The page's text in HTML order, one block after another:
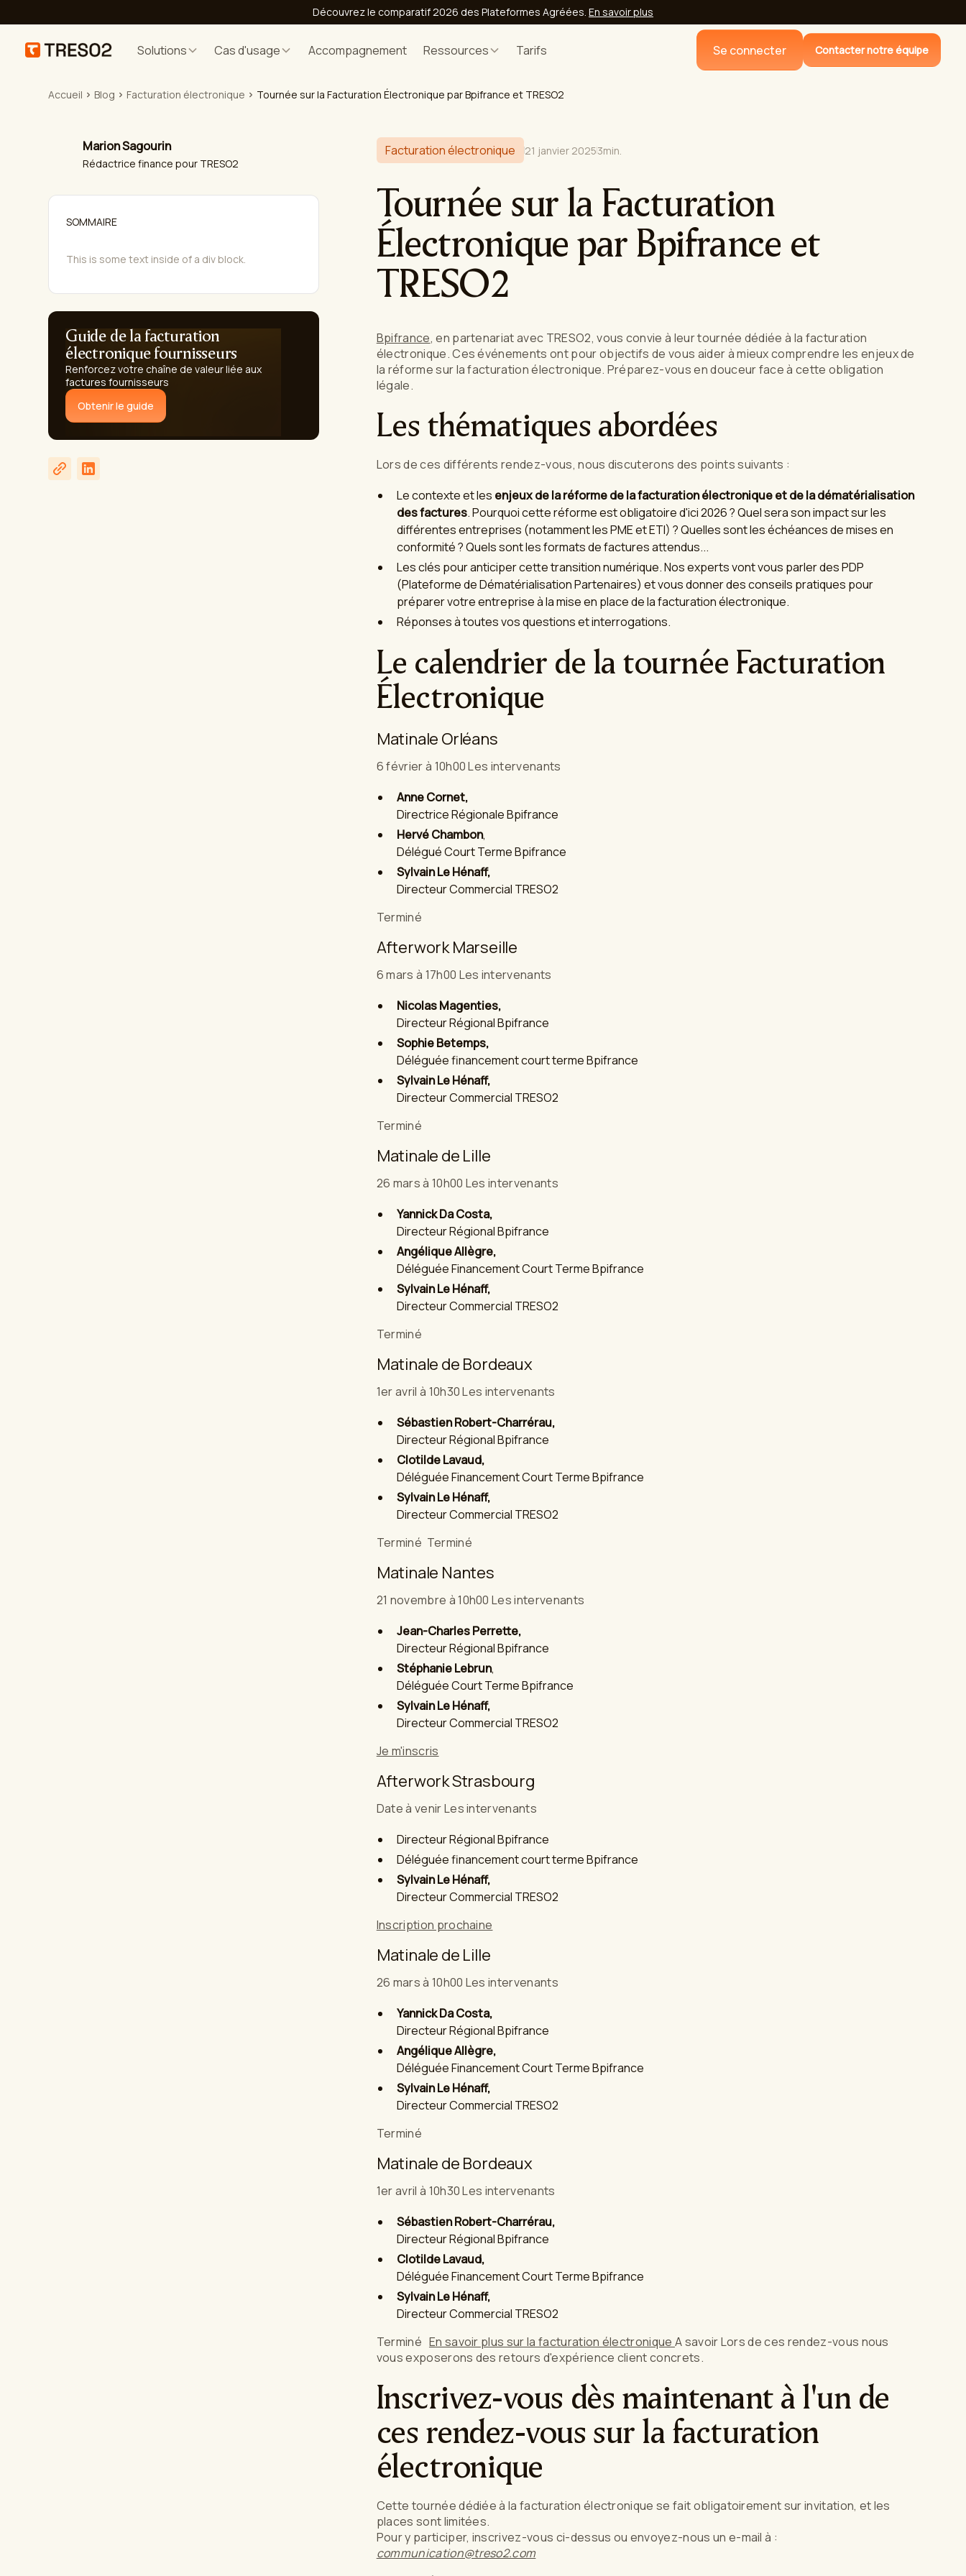
Découvrez le comparatif 2026 des Plateformes Agréées. En savoir plus
Solutions Cas d'usage Accompagnement Ressources Tarifs Se connecter Contacter notre équipe
Accueil Blog Facturation électronique Tournée sur la Facturation Électronique par Bpifrance et TRESO2
Marion Sagourin
Rédactrice finance pour TRESO2
SOMMAIRE
This is some text inside of a div block.
Guide de la facturation
électronique fournisseurs
Renforcez votre chaîne de valeur liée aux
factures fournisseurs
Obtenir le guide
Facturation électronique 21 janvier 20253min.
Tournée sur la Facturation
Électronique par Bpifrance et
TRESO2
Bpifrance, en partenariat avec TRESO2, vous convie à leur tournée dédiée à la facturation
électronique. Ces événements ont pour objectifs de vous aider à mieux comprendre les enjeux de
la réforme sur la facturation électronique. Préparez-vous en douceur face à cette obligation
légale.
Les thématiques abordées
Lors de ces différents rendez-vous, nous discuterons des points suivants :
Le contexte et les enjeux de la réforme de la facturation électronique et de la dématérialisation
des factures. Pourquoi cette réforme est obligatoire d'ici 2026 ? Quel sera son impact sur les
différentes entreprises (notamment les PME et ETI) ? Quelles sont les échéances de mises en
conformité ? Quels sont les formats de factures attendus...
Les clés pour anticiper cette transition numérique. Nos experts vont vous parler des PDP
(Plateforme de Dématérialisation Partenaires) et vous donner des conseils pratiques pour
préparer votre entreprise à la mise en place de la facturation électronique.
Réponses à toutes vos questions et interrogations.
Le calendrier de la tournée Facturation
Électronique
Matinale Orléans
6 février à 10h00 Les intervenants
Anne Cornet,
Directrice Régionale Bpifrance
Hervé Chambon,
Délégué Court Terme Bpifrance
Sylvain Le Hénaff,
Directeur Commercial TRESO2
Terminé
Afterwork Marseille
6 mars à 17h00 Les intervenants
Nicolas Magenties,
Directeur Régional Bpifrance
Sophie Betemps,
Déléguée financement court terme Bpifrance
Sylvain Le Hénaff,
Directeur Commercial TRESO2
Terminé
Matinale de Lille
26 mars à 10h00 Les intervenants
Yannick Da Costa,
Directeur Régional Bpifrance
Angélique Allègre,
Déléguée Financement Court Terme Bpifrance
Sylvain Le Hénaff,
Directeur Commercial TRESO2
Terminé
Matinale de Bordeaux
1er avril à 10h30 Les intervenants
Sébastien Robert-Charrérau,
Directeur Régional Bpifrance
Clotilde Lavaud,
Déléguée Financement Court Terme Bpifrance
Sylvain Le Hénaff,
Directeur Commercial TRESO2
Terminé Terminé
Matinale Nantes
21 novembre à 10h00 Les intervenants
Jean-Charles Perrette,
Directeur Régional Bpifrance
Stéphanie Lebrun,
Déléguée Court Terme Bpifrance
Sylvain Le Hénaff,
Directeur Commercial TRESO2
Je m'inscris
Afterwork Strasbourg
Date à venir Les intervenants
Directeur Régional Bpifrance
Déléguée financement court terme Bpifrance
Sylvain Le Hénaff,
Directeur Commercial TRESO2
Inscription prochaine
Matinale de Lille
26 mars à 10h00 Les intervenants
Yannick Da Costa,
Directeur Régional Bpifrance
Angélique Allègre,
Déléguée Financement Court Terme Bpifrance
Sylvain Le Hénaff,
Directeur Commercial TRESO2
Terminé
Matinale de Bordeaux
1er avril à 10h30 Les intervenants
Sébastien Robert-Charrérau,
Directeur Régional Bpifrance
Clotilde Lavaud,
Déléguée Financement Court Terme Bpifrance
Sylvain Le Hénaff,
Directeur Commercial TRESO2
Terminé En savoir plus sur la facturation électronique A savoir Lors de ces rendez-vous nous
vous exposerons des retours d'expérience client concrets.
Inscrivez-vous dès maintenant à l'un de
ces rendez-vous sur la facturation
électronique
Cette tournée dédiée à la facturation électronique se fait obligatoirement sur invitation, et les
places sont limitées.
Pour y participer, inscrivez-vous ci-dessus ou envoyez-nous un e-mail à :
communication@treso2.com